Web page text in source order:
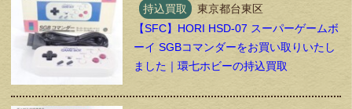
持込買取
東京都台東区
【SFC】HORI HSD-07 スーパーゲームボ
ーイ SGBコマンダーをお買い取りいたし
ました｜環七ホビーの持込買取